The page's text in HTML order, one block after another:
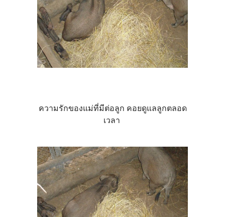
ความรักของแม่ที่มีต่อลูก คอยดูแลลูกตลอด
เวลา